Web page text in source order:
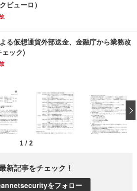
ビューロ）
る仮想通貨外部送金、金融庁から業務改
ック)
1 / 2
新記事をチェック！
をフォロー